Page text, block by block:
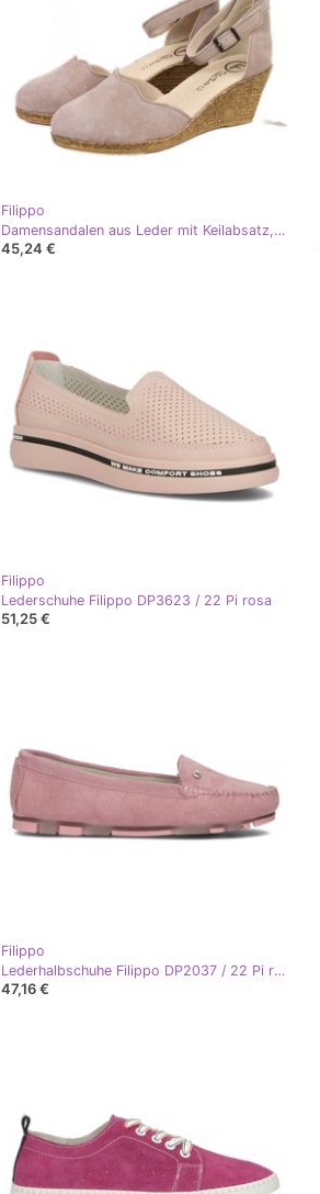
Filippo
Damensandalen aus Leder mit Keilabsatz, Dirty Pink Filippo rosa
45,24 €
Filippo
Lederschuhe Filippo DP3623 / 22 Pi rosa
51,25 €
Filippo
Lederhalbschuhe Filippo DP2037 / 22 Pi rosa
47,16 €